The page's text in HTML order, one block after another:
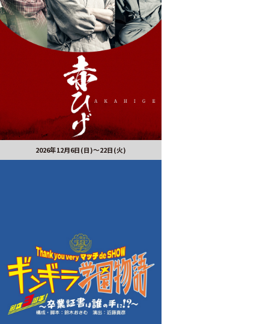
2026年12月6日(日)～22日(火)